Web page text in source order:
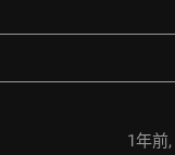
1年前,